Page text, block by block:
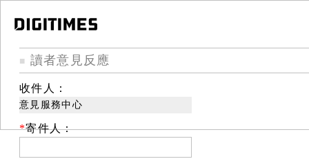
■ 讀者意見反應
收件人：
意見服務中心
*寄件人：